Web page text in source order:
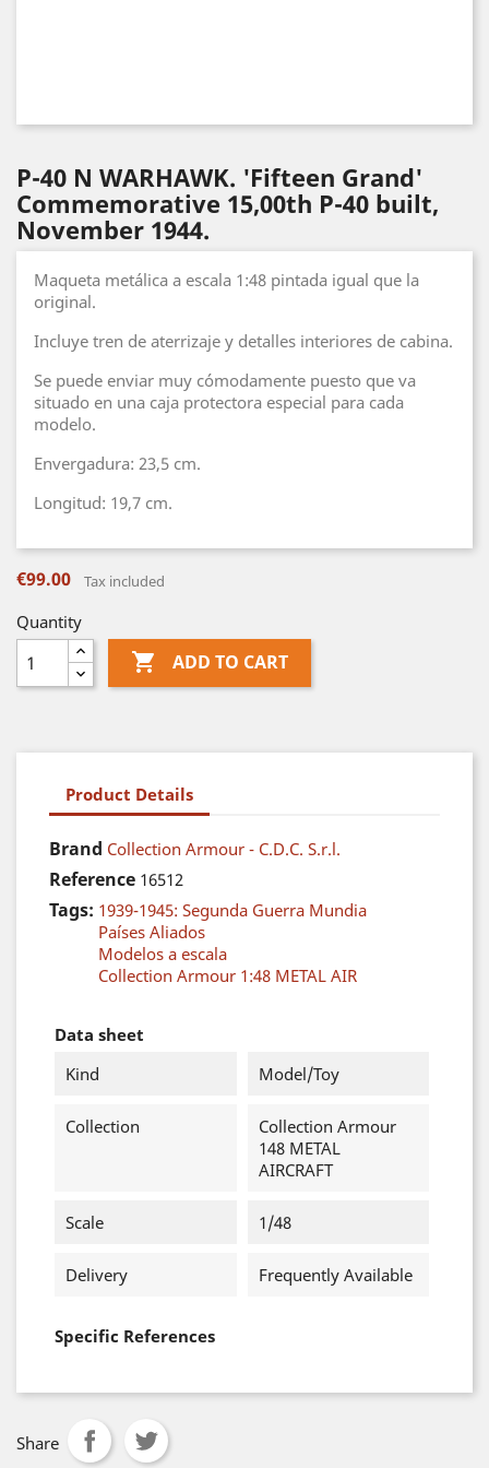
P-40 N WARHAWK. 'Fifteen Grand'
Commemorative 15,00th P-40 built,
November 1944.
Maqueta metálica a escala 1:48 pintada igual que la
original.
Incluye tren de aterrizaje y detalles interiores de cabina.
Se puede enviar muy cómodamente puesto que va
situado en una caja protectora especial para cada
modelo.
Envergadura: 23,5 cm.
Longitud: 19,7 cm.
€99.00 Tax included
Quantity
 ADD TO CART
Product Details
Brand Collection Armour - C.D.C. S.r.l.
Reference 16512
Tags: 1939-1945: Segunda Guerra Mundia
Países Aliados
Modelos a escala
Collection Armour 1:48 METAL AIR
Data sheet
Kind
Model/Toy
Collection
Collection Armour
148 METAL
AIRCRAFT
Scale 1/48
Delivery Frequently Available
Specific References
Share